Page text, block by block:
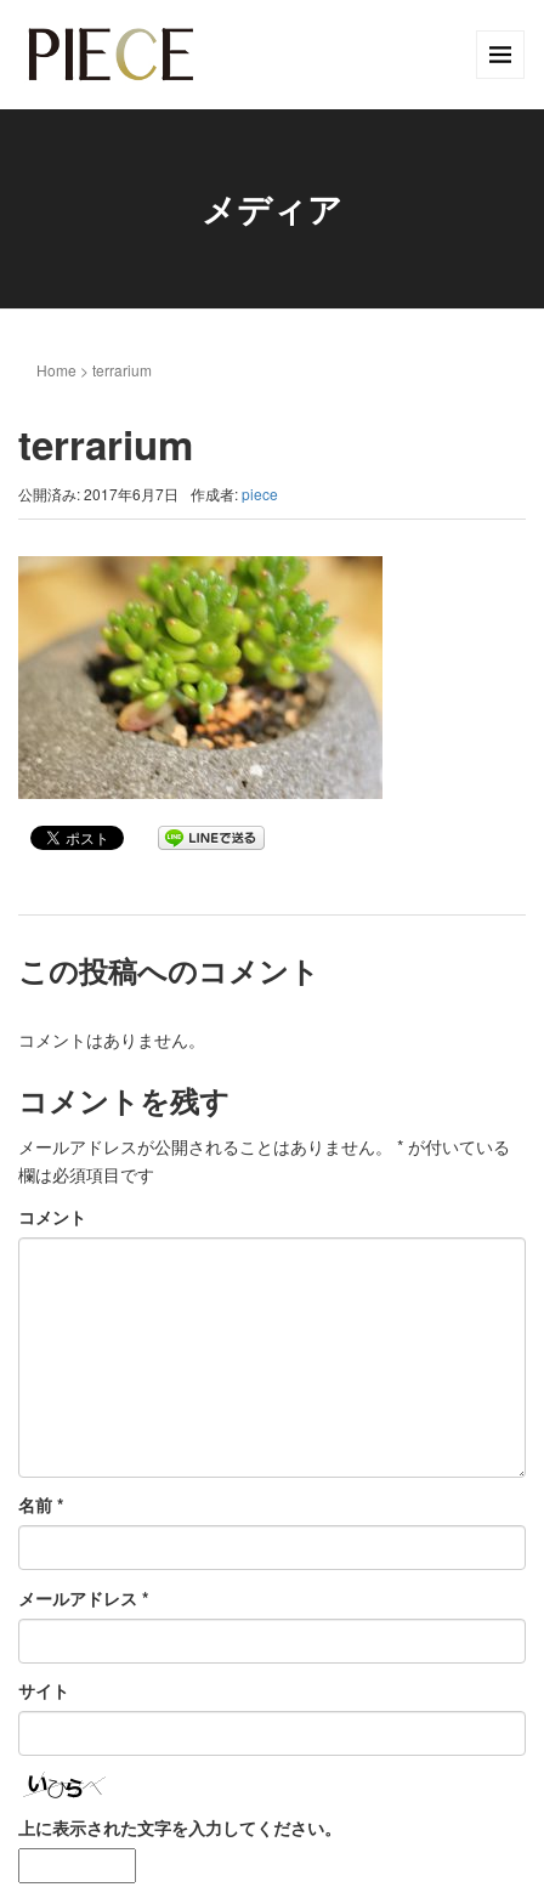
メディア
Home > terrarium
terrarium
公開済み: 2017年6月7日 作成者:piece
この投稿へのコメント
コメントはありません。
コメントを残す
メールアドレスが公開されることはありません。 * が付いている
欄は必須項目です
コメント
名前 *
メールアドレス *
サイト
上に表示された文字を入力してください。